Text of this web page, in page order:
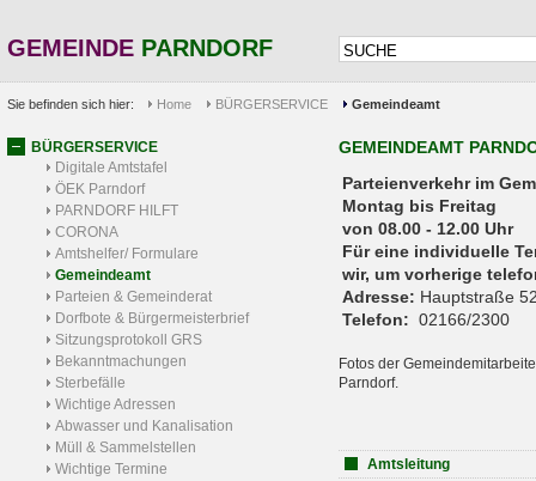
GEMEINDE PARNDORF
Sie befinden sich hier: Home BÜRGERSERVICE Gemeindeamt
BÜRGERSERVICE
Digitale Amtstafel
ÖEK Parndorf
PARNDORF HILFT
CORONA
Amtshelfer/ Formulare
Gemeindeamt
Parteien & Gemeinderat
Dorfbote & Bürgermeisterbrief
Sitzungsprotokoll GRS
Bekanntmachungen
Sterbefälle
Wichtige Adressen
Abwasser und Kanalisation
Müll & Sammelstellen
Wichtige Termine
GEMEINDEAMT
Parteienverkehr
Montag bis Freitag
von 08.00 - 12.00 Uhr
Für eine individuelle
wir, um vorherige
Adresse: Hauptstraße
Telefon: 02166/2300
Fotos der
Parndorf.
Amtsleitung